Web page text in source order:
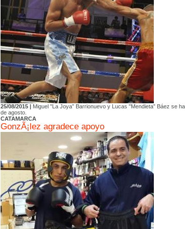
25/08/2015 | Miguel "La Joya” Barrionuevo y Lucas "Mendieta” Báez se
de agosto.
CATAMARCA
GonzÃ¡lez agradece apoyo